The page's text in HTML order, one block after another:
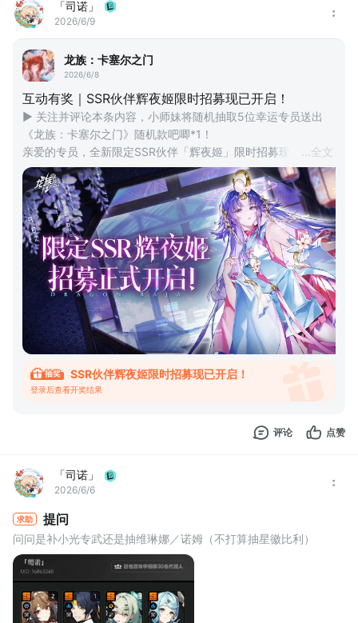
「司诺」
2026/6/9
龙族：卡塞尔之门
2026/6/8
互动有奖｜SSR伙伴辉夜姬限时招募现已开启！
▶ 关注并评论本条内容，小师妹将随机抽取5位幸运专员送出
《龙族：卡塞尔之门》随机款吧唧*1！
亲爱的专员，全新限定SSR伙伴「辉夜姬」限时招募现已开启！
活动期间，将辉夜姬升至指定星级即可解锁「辉夜姬全新皮肤-
月墟幻姬」！还有全新剧情活动、全新趣味游戏、全新挑战活动
静候专员体验！
“岩流研究所单独的云计算系统，日本分部的总秘书——辉夜
姬，向您致意。”
#龙族 #龙族卡塞尔之门 #龙族EVA一生之敌
全文
SSR伙伴辉夜姬限时招募现已开启！
登录后查看开奖结果
评论 点赞
「司诺」
2026/6/6
求助 提问
问问是补小光专武还是抽维琳娜／诺姆（不打算抽星徽比利）